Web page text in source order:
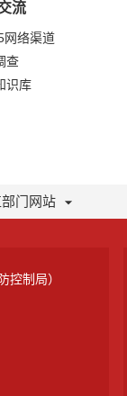
流
网络渠道
查
识库
门网站
控制局）